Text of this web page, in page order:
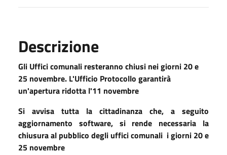
Descrizione
Gli Uffici comunali resteranno chiusi nei giorni 20 e
25 novembre. L'Ufficio Protocollo garantirà
un'apertura ridotta l'11 novembre
Si avvisa tutta la cittadinanza che, a seguito
aggiornamento software, si rende necessaria la
chiusura al pubblico degli uffici comunali i giorni 20 e
25 novembre